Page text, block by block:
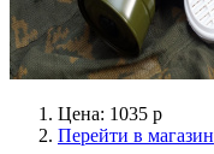
Цена: 1035 р
Перейти в магазин